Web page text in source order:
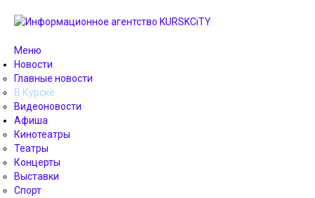
Меню
Новости
Главные новости
В Курске
Видеоновости
Афиша
Кинотеатры
Театры
Концерты
Выставки
Спорт